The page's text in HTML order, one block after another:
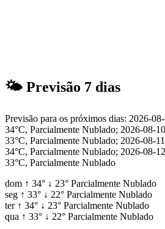
🌤 Previsão 7 dias
Previsão para os próximos dias: 2026-
34°C, Parcialmente Nublado; 2026-08-
33°C, Parcialmente Nublado; 2026-08-
34°C, Parcialmente Nublado; 2026-08-
33°C, Parcialmente Nublado
dom ↑ 34° ↓ 23° Parcialmente Nublado
seg ↑ 33° ↓ 22° Parcialmente Nublado
ter ↑ 34° ↓ 23° Parcialmente Nublado
qua ↑ 33° ↓ 22° Parcialmente Nublado